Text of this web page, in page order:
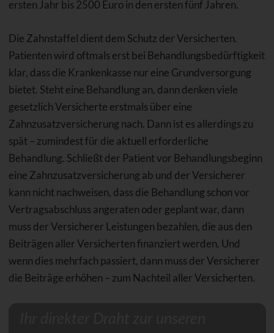
ersten Jahr bis 2500 Euro in den ersten fünf Jahren.
Die Zahnstaffel dient dem Schutz der Versicherten.
Patienten wird oftmals erst bei Behandlungsbedürftigkeit
klar, dass die Krankenkasse nur eine Grundversorgung
bietet. Steht eine Behandlung an, dann denken viele
gesetzlich Versicherte erstmals über eine
Zahnzusatzversicherung nach. Dann ist es allerdings zu
spät – zumindest für die aktuell erforderliche
Behandlung. Schließt der Patient vor Behandlungsbeginn
eine Zahnzusatzversicherung ab und der Versicherer
kann nicht nachweisen, dass die Behandlung schon vor
Vertragsabschluss angeraten oder geplant war, dann
muss der Versicherer Leistungen bezahlen, die aus den
Beiträgen aller Versicherten finanziert werden. Und
wenn dies mehrfach passiert, dann muss der Versicherer
die Beiträge erhöhen – zum Nachteil aller Versicherten.